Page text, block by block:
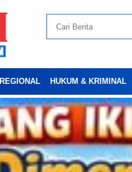
REGIONAL HUKUM & KRIMINAL
Advertesment